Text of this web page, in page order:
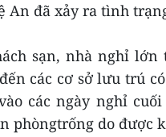
An đã xảy ra tình
sạn, nhà nghỉ
các cơ sở lưu trú
các ngày nghỉ
phòngtrống do được